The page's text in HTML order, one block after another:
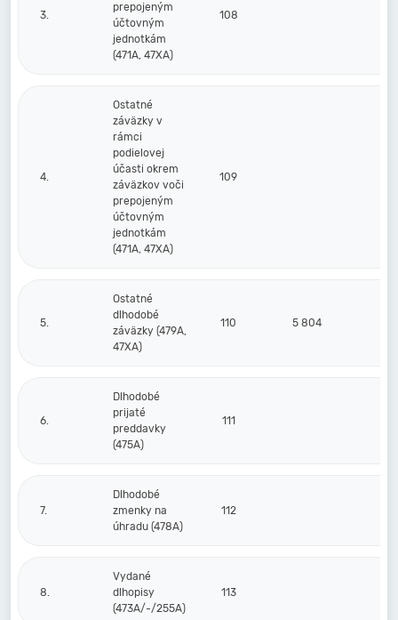
3.
prepojeným
účtovným
jednotkám
(471A, 47XA)
108
4.
Ostatné
záväzky v
rámci
podielovej
účasti okrem
záväzkov voči
prepojeným
účtovným
jednotkám
(471A, 47XA)
109
5.
Ostatné
dlhodobé
záväzky (479A,
47XA)
110 5 804
6.
Dlhodobé
prijaté
preddavky
(475A)
111
7.
Dlhodobé
zmenky na
úhradu (478A)
112
8.
Vydané
dlhopisy
(473A/-/255A)
113